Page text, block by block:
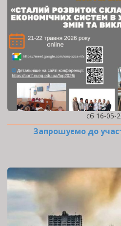
сб 16-05-
Запрошуємо до